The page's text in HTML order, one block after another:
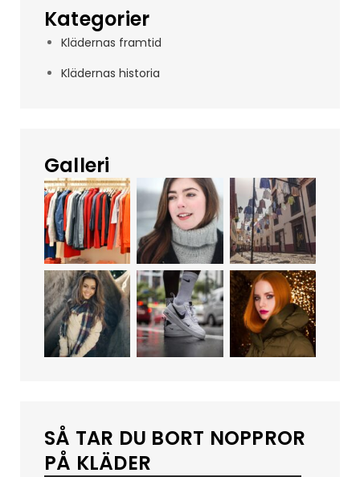
Kategorier
Klädernas framtid
Klädernas historia
Galleri
SÅ TAR DU BORT NOPPROR
PÅ KLÄDER